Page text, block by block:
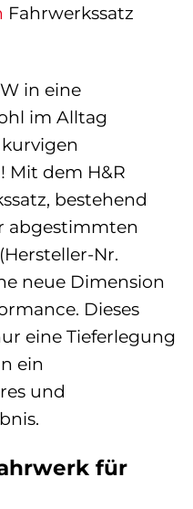
Fahrwerkssatz
in eine
im Alltag
Mit dem H&R
bestehend
abgestimmten
Nr.
neue Dimension
Dieses
eine Tieferlegung
ein
und
für